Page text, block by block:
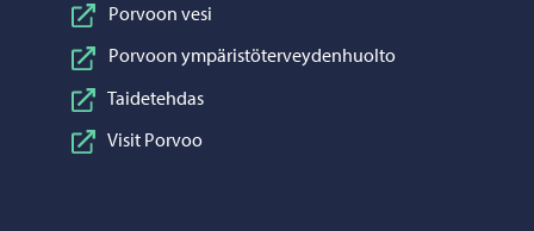
Porvoon vesi
Porvoon ympäristöterveydenhuolto
Taidetehdas
Visit Porvoo